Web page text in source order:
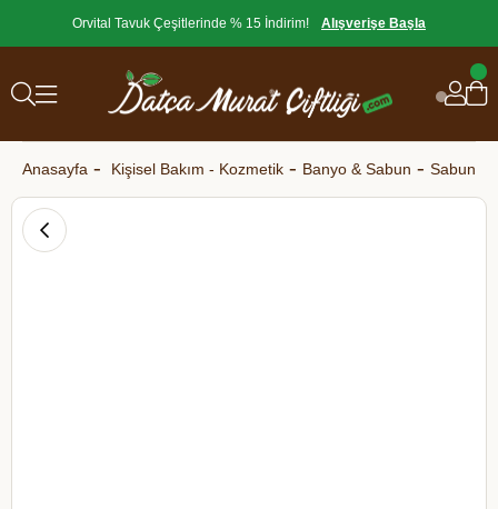
Orvital Tavuk Çeşitlerinde % 15 İndirim! Alışverişe Başla
Anasayfa Kişisel Bakım - Kozmetik Banyo & Sabun Sabun